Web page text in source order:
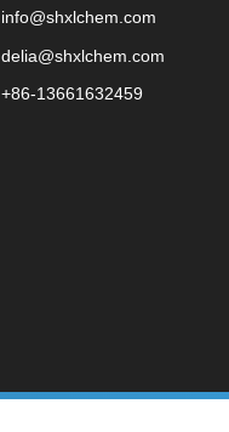
info@shxlchem.com
delia@shxlchem.com
+86-13661632459